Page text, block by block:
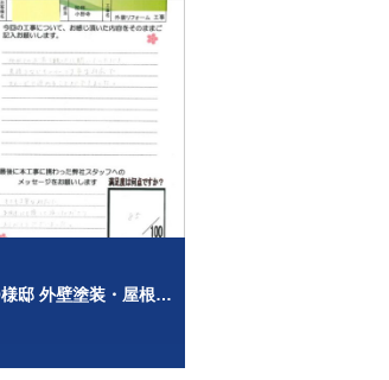
【葛飾区】外壁塗装・O様邸 外壁塗装・屋根塗装・シーリング・防水工事